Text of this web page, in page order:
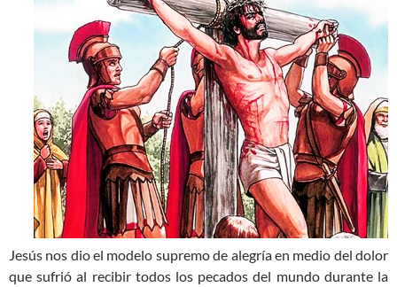
Jesús nos dio el modelo supremo de alegría en medio del dolor
que sufrió al recibir todos los pecados del mundo durante la